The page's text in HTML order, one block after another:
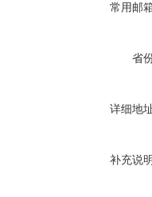
常用邮
省
详细地
补充说